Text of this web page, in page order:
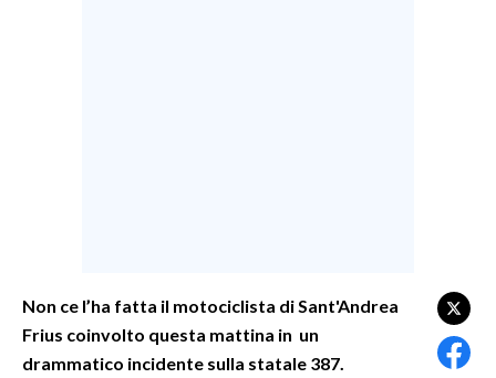
SPETTACOLI
Non ce l’ha fatta il motociclista di Sant'Andrea
Frius coinvolto questa mattina in un
drammatico incidente sulla statale 387.